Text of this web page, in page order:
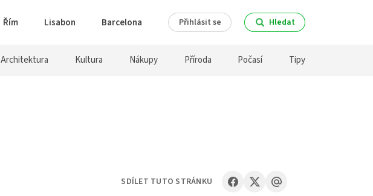
Řím Lisabon Barcelona Přihlásit se Hledat
Architektura Kultura Nákupy Příroda Počasí Tipy
SDÍLET TUTO STRÁNKU